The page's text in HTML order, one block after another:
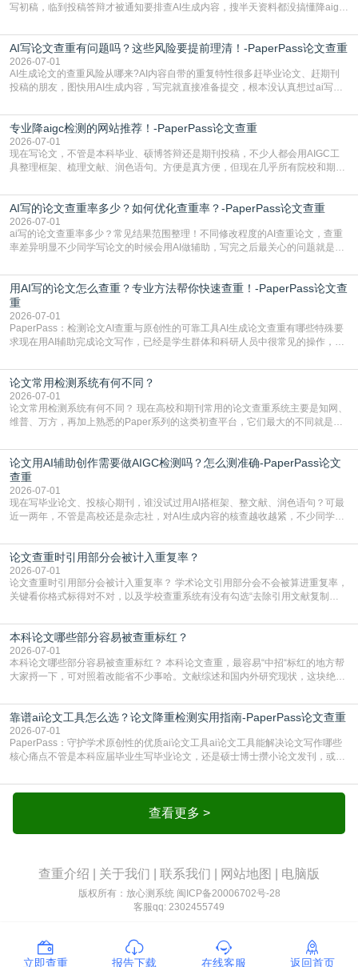
写初稿，临到投稿答辩才被通知要排查AI生成内容，搜半天资料都没搞懂降aigc
怕是已经入行的科研人员，不少人也搞不清降aigc检测是啥，对相关要求摸不
准。其实，降aigc检测是伴随AIGC工具在学术领域普及诞生的新需求，核心是为
了满足现在高校、期刊对AI生
AI写论文查重有问题吗？这些风险要提前理清！-PaperPass论文查重
2026-07-01
AI生成论文的查重风险从哪来?AI内容自带的重复特性很多赶毕业论文、赶期刊
投稿的朋友，图快用AI生成内容，写完就直接准备提交，根本没认真想过ai写论
自带不可忽视的查重风险。AI训练依赖海量公开的文本数据，生成内容本质是基
于训练数据的概率拼接，不是从零开始的原创创作。生成过程中，很容易复用已
有的高频公共表述，甚至直接拼接已经公开
专业降aigc检测的网站推荐！-PaperPass论文查重
2026-07-01
现在写论文，不管是本科毕业、硕博答辩还是期刊投稿，不少人都会用AIGC工
具整理框架、梳理文献、润色语句。方便是真方便，但现在几乎所有院校和期刊
五遍还是过不了预检测的大有人在，这时候，找到靠谱的降AIGC检测率的网
站，就能少走好多弯路。PaperPass：守护学术原创性的智能伙伴AIGC生成内
容的学术合规痛点去年帮一个本科师弟改
AI写的论文查重率多少？如何优化查重率？-PaperPass论文查重
2026-07-01
ai写的论文查重率多少？常见结果范围整理！不同修改程度的AI查重论文，查重
率差异明显不少同学写论文的时候会用AI做辅助，写完之后最关心的问题就是ai
实际情况和大家想的不太一样。AI训练依赖海量公开学术文献、网络内容，生成
内容本质是按照语义概率拼接已有内容，很容易和已发布的作品撞重复，甚至会
直接引用整段已有内容，所以查重率偏高是
用AI写的论文怎么查重？专业方法帮你快速查重！-PaperPass论文查
重
2026-07-01
PaperPass：检测论文AI查重与原创性的可靠工具AI生成论文查重有哪些特殊要
求现在用AI辅助完成论文写作，已经是学生群体和科研人员中很常见的操作，不
但很多人忽略了，AI生成的内容天生带有重复风险——训练AI的数据集本身就包
含大量已公开的学术内容、网络原创内容，AI输出内容时很容易无意识拼接出重
复片
论文常用检测系统有何不同？
2026-07-01
论文常用检测系统有何不同？ 现在高校和期刊常用的论文查重系统主要是知网、
维普、万方，再加上熟悉的Paper系列的这类初查平台，它们最大的不同就是数
查数值误导。知网（CNKI）是学校定稿检测的绝对主流。本科用PMLC，含大学
生联合比对库，能比历届学长论文，硕博用VIP/TMLC，含学术论文联合比对
库，期刊投稿用AMLMC/SML
论文用AI辅助创作需要做AIGC检测吗？怎么测准确-PaperPass论文
查重
2026-07-01
现在写毕业论文、投核心期刊，谁没试过用AI搭框架、整文献、润色语句？可最
近一两年，不管是高校还是杂志社，对AI生成内容的核查越收越紧，不少同学投
真的太亏。提前做AIGC检测，已经成了很多过来人交稿前必做的一步。为什么
AIGC检测成了论文答辩投稿前的必备项？可能还有不少人觉得，我就用AI搭了个
框架，内容都是自己写的，至于做AIG
论文查重时引用部分会被计入重复率？
2026-07-01
论文查重时引用部分会被计入重复率？ 学术论文引用部分会不会被算进重复率，
关键看你格式标得对不对，以及学校查重系统有没有勾选“去除引用文献复制
独占一行，每条文献用[1][2]方括号编号、与正文一一对应，著录项符合GB/T
7714（作者、题名、刊名、年、卷期、页码齐全，标点用半角）；查重系统识别
成功后通常把这段标为引用，
本科论文哪些部分容易被查重标红？
2026-07-01
本科论文哪些部分容易被查重标红？ 本科论文查重，最容易“中招“标红的地方帮
大家捋一下，可对照着改能省不少事哈。文献综述和国内外研究现状，这块绝对
乎一模一样的话，你要是直接复制百度百科、教材或别人写好的综述段落，系统
一抓一个准，整段飘红。研究背景、意义和方法描述也是不可避免，比如“本文采
用问卷调查法““运用SPSS软件进行数据分
靠谱ai论文工具怎么选？论文降重检测实用指南-PaperPass论文查重
2026-07-01
PaperPass：守护学术原创性的优质ai论文工具ai论文工具能解决论文写作哪些
核心痛点不管是本科应届毕业生写毕业论文，还是硕士博士攒小论文发刊，或是
自己逐句读逐句改，熬好几个大夜不说，还经常改不到点上，交上去才发现重复
率超标，再返工太折腾。现在有了成熟的ai论文工具，这些痛点基本都能高效解
决。靠谱的ai论文工具，不止能帮你梳查看更多 >
查重介绍 关于我们 联系我们 网站地图 电脑版
版权所有：放心测系统 闽ICP备20006702号-28
客服qq: 2302455749
立即查重 报告下载 在线客服 返回首页